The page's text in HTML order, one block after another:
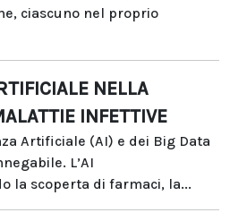
ciascuno nel proprio
NELLA
INFETTIVE
Artificiale (AI) e dei Big Data
L’AI
la scoperta di farmaci, la...